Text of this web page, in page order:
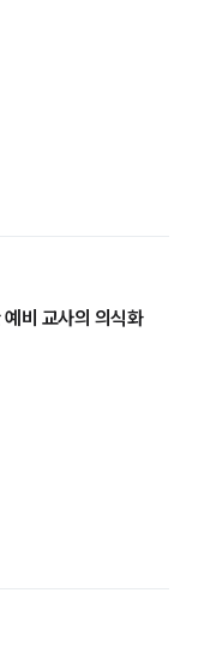
비 교사의 의식화